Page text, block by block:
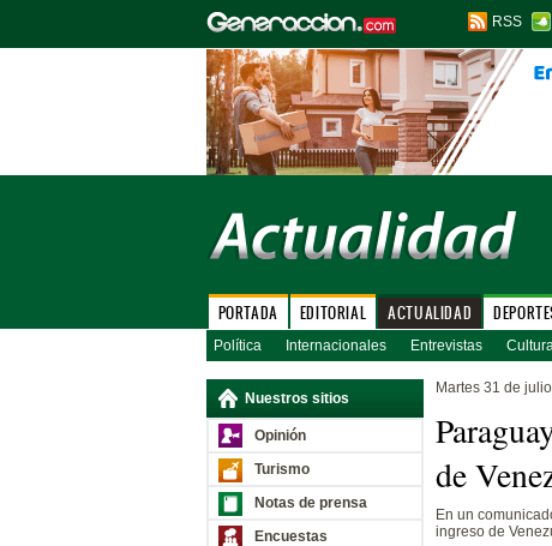
RSS
PORTADA EDITORIAL ACTUALIDAD
Política Internacionales Entrevistas
Nuestros sitios
Opinión
Turismo
Notas de prensa
Encuestas
Martes 31 de
de
En un
ingreso de